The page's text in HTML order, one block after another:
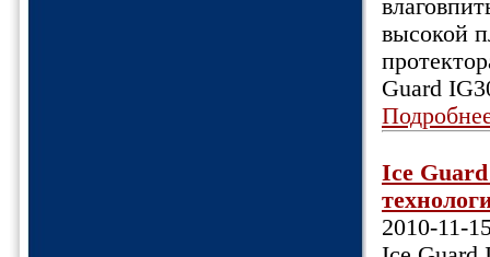
высокой
Guard
Ice
2010-11-